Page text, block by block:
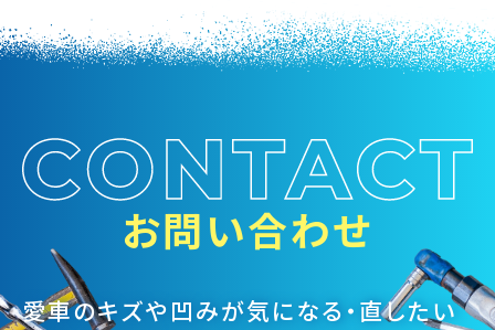
お問い合わせ
愛車のキズや凹みが気になる・直したい